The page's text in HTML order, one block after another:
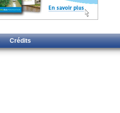
Crédits